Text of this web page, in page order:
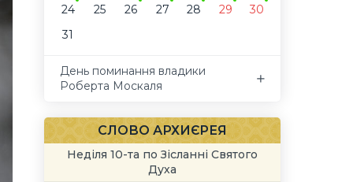
24
25 26 27 28 29
30
31
День поминання владики
Роберта Москаля
СЛОВО АРХИЄРЕЯ
Неділя 10-та по Зісланні Святого
Духа